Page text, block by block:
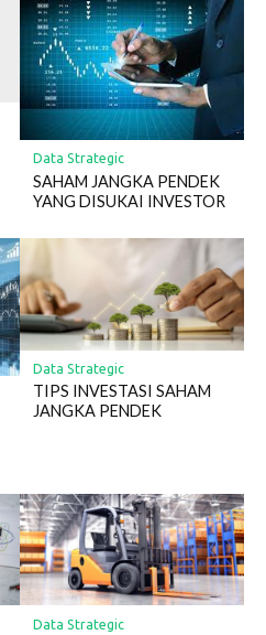
Data Strategic
SAHAM JANGKA PENDEK
YANG DISUKAI INVESTOR
Data Strategic
TIPS INVESTASI SAHAM
JANGKA PENDEK
Data Strategic